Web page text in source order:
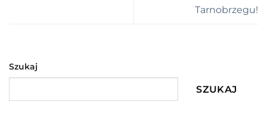
Tarnobrzegu!
Szukaj
SZUKAJ